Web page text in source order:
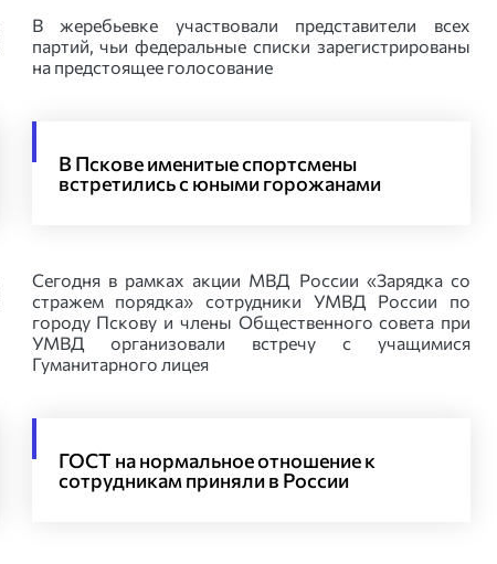
В жеребьевке участвовали представители всех
партий, чьи федеральные списки зарегистрированы
на предстоящее голосование
В Пскове именитые спортсмены
встретились с юными горожанами
Сегодня в рамках акции МВД России «Зарядка со
стражем порядка» сотрудники УМВД России по
городу Пскову и члены Общественного совета при
УМВД организовали встречу с учащимися
Гуманитарного лицея
ГОСТ на нормальное отношение к
сотрудникам приняли в России